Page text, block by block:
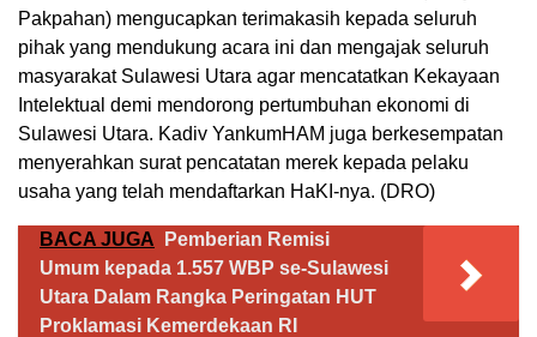
Pakpahan) mengucapkan terimakasih kepada seluruh
pihak yang mendukung acara ini dan mengajak seluruh
masyarakat Sulawesi Utara agar mencatatkan Kekayaan
Intelektual demi mendorong pertumbuhan ekonomi di
Sulawesi Utara. Kadiv YankumHAM juga berkesempatan
menyerahkan surat pencatatan merek kepada pelaku
usaha yang telah mendaftarkan HaKI-nya. (DRO)
BACA JUGA
Pemberian Remisi
Umum kepada 1.557 WBP se-Sulawesi
Utara Dalam Rangka Peringatan HUT
Proklamasi Kemerdekaan RI